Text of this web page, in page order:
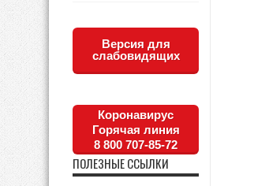
Версия для
слабовидящих
Коронавирус
Горячая линия
8 800 707-85-72
ПОЛЕЗНЫЕ ССЫЛКИ